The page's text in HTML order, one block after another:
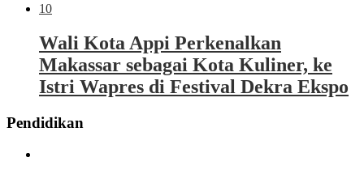
10
Wali Kota Appi Perkenalkan
Makassar sebagai Kota Kuliner, ke
Istri Wapres di Festival Dekra Ekspo
Pendidikan